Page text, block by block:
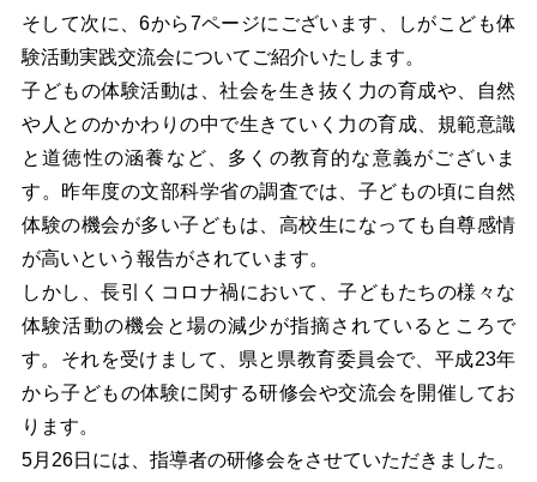
そして次に、6から7ページにございます、しがこども体
験活動実践交流会についてご紹介いたします。
子どもの体験活動は、社会を生き抜く力の育成や、自然
や人とのかかわりの中で生きていく力の育成、規範意識
と道徳性の涵養など、多くの教育的な意義がございま
す。昨年度の文部科学省の調査では、子どもの頃に自然
体験の機会が多い子どもは、高校生になっても自尊感情
が高いという報告がされています。
しかし、長引くコロナ禍において、子どもたちの様々な
体験活動の機会と場の減少が指摘されているところで
す。それを受けまして、県と県教育委員会で、平成23年
から子どもの体験に関する研修会や交流会を開催してお
ります。
5月26日には、指導者の研修会をさせていただきました。